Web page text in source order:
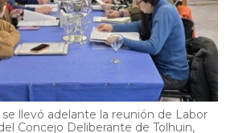
llevó adelante la reunión de Labor
Concejo Deliberante de Tolhuin,